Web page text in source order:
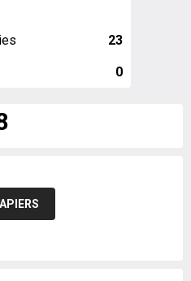
23
0